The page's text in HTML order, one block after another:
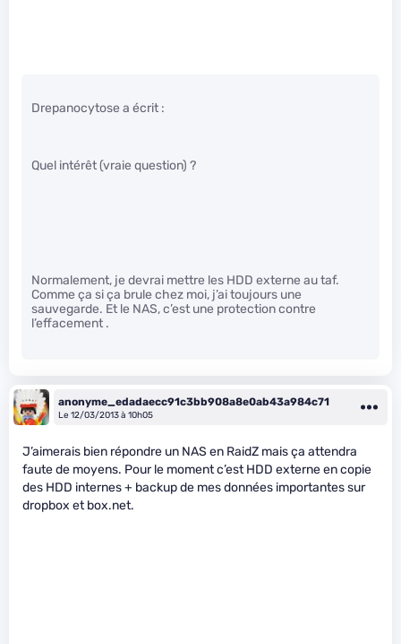
Drepanocytose a écrit :
Quel intérêt (vraie question) ?
Normalement, je devrai mettre les HDD externe au taf.
Comme ça si ça brule chez moi, j’ai toujours une
sauvegarde. Et le NAS, c’est une protection contre
l’effacement .
anonyme_edadaecc91c3bb908a8e0ab43a984c71
Le 12/03/2013 à 10h05
J’aimerais bien répondre un NAS en RaidZ mais ça attendra
faute de moyens. Pour le moment c’est HDD externe en copie
des HDD internes + backup de mes données importantes sur
dropbox et box.net.